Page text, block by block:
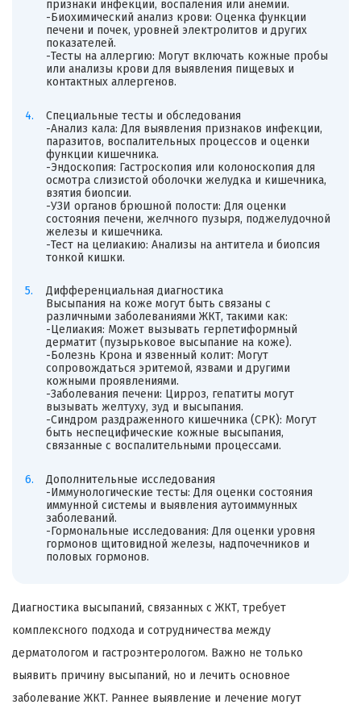
признаки инфекции, воспаления или анемии.
-Биохимический анализ крови: Оценка функции
печени и почек, уровней электролитов и других
показателей.
-Тесты на аллергию: Могут включать кожные пробы
или анализы крови для выявления пищевых и
контактных аллергенов.
Специальные тесты и обследования
-Анализ кала: Для выявления признаков инфекции,
паразитов, воспалительных процессов и оценки
функции кишечника.
-Эндоскопия: Гастроскопия или колоноскопия для
осмотра слизистой оболочки желудка и кишечника,
взятия биопсии.
-УЗИ органов брюшной полости: Для оценки
состояния печени, желчного пузыря, поджелудочной
железы и кишечника.
-Тест на целиакию: Анализы на антитела и биопсия
тонкой кишки.
Дифференциальная диагностика
Высыпания на коже могут быть связаны с
различными заболеваниями ЖКТ, такими как:
-Целиакия: Может вызывать герпетиформный
дерматит (пузырьковое высыпание на коже).
-Болезнь Крона и язвенный колит: Могут
сопровождаться эритемой, язвами и другими
кожными проявлениями.
-Заболевания печени: Цирроз, гепатиты могут
вызывать желтуху, зуд и высыпания.
-Синдром раздраженного кишечника (СРК): Могут
быть неспецифические кожные высыпания,
связанные с воспалительными процессами.
Дополнительные исследования
-Иммунологические тесты: Для оценки состояния
иммунной системы и выявления аутоиммунных
заболеваний.
-Гормональные исследования: Для оценки уровня
гормонов щитовидной железы, надпочечников и
половых гормонов.
Диагностика высыпаний, связанных с ЖКТ, требует
комплексного подхода и сотрудничества между
дерматологом и гастроэнтерологом. Важно не только
выявить причину высыпаний, но и лечить основное
заболевание ЖКТ. Раннее выявление и лечение могут